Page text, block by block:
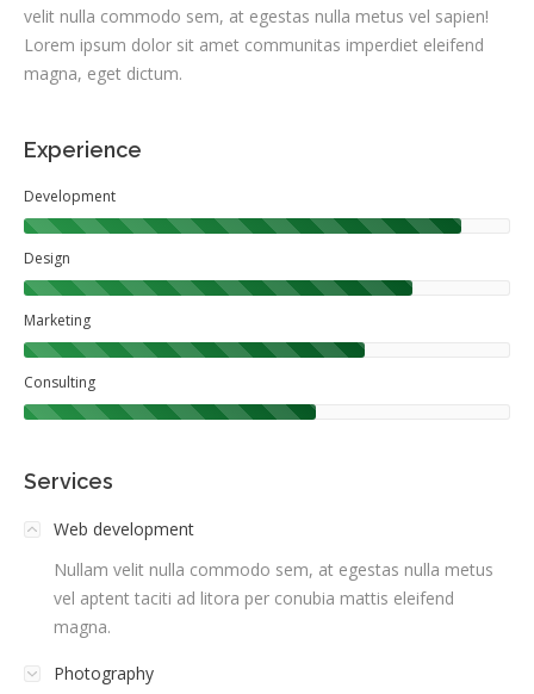
velit nulla commodo sem, at egestas nulla metus vel sapien!
Lorem ipsum dolor sit amet communitas imperdiet eleifend
magna, eget dictum.
Experience
Development
Design
Marketing
Consulting
Services
Web development
Nullam velit nulla commodo sem, at egestas nulla metus
vel aptent taciti ad litora per conubia mattis eleifend
magna.
Photography